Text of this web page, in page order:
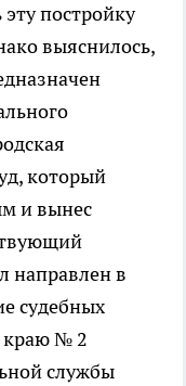
постройку
выяснилось,
который
и вынес
направлен в
судебных
краю № 2
службы